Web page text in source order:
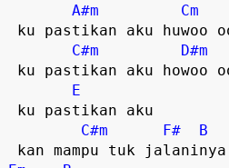
A#m
Cm
C#m
D#m
E
C#m
F#
B